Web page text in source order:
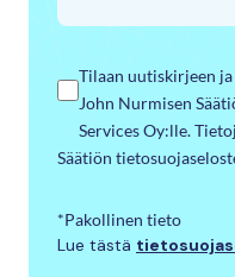
Tilaan uutiskirjeen
John Nurmisen
Services Oy:lle.
Säätiön
*Pakollinen tieto
Lue tästä